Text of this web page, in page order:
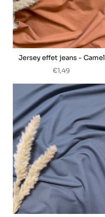
Jersey effet jeans - Camel
€1,49